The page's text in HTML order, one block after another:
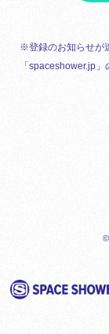
※登録のお知らせが
「spaceshower.jp